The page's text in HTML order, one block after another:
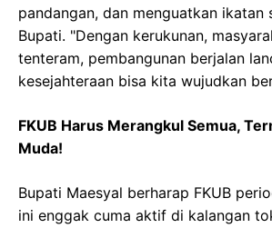
pandangan, dan menguatkan ikatan
Bupati. "Dengan kerukunan,
tenteram, pembangunan berjalan
kesejahteraan bisa kita wujudkan
FKUB Harus Merangkul Semua,
Muda!
Bupati Maesyal berharap FKUB
ini enggak cuma aktif di kalangan